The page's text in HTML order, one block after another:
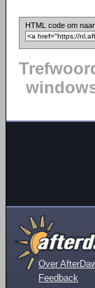
HTML code om
Over
Feedback